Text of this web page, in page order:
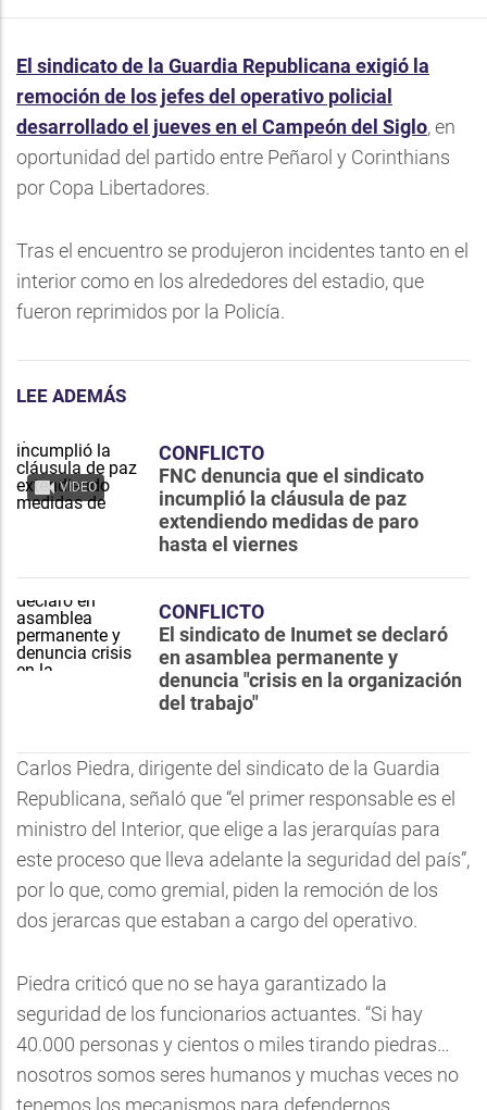
El sindicato de la Guardia Republicana exigió la
remoción de los jefes del operativo policial
desarrollado el jueves en el Campeón del Siglo, en
oportunidad del partido entre Peñarol y Corinthians
por Copa Libertadores.
Tras el encuentro se produjeron incidentes tanto en el
interior como en los alrededores del estadio, que
fueron reprimidos por la Policía.
LEE ADEMÁS
VIDEO
CONFLICTO
FNC denuncia que el sindicato
incumplió la cláusula de paz
extendiendo medidas de paro
hasta el viernes
CONFLICTO
El sindicato de Inumet se declaró
en asamblea permanente y
denuncia "crisis en la organización
del trabajo"
Carlos Piedra, dirigente del sindicato de la Guardia
Republicana, señaló que “el primer responsable es el
ministro del Interior, que elige a las jerarquías para
este proceso que lleva adelante la seguridad del país”,
por lo que, como gremial, piden la remoción de los
dos jerarcas que estaban a cargo del operativo.
Piedra criticó que no se haya garantizado la
seguridad de los funcionarios actuantes. “Si hay
40.000 personas y cientos o miles tirando piedras…
nosotros somos seres humanos y muchas veces no
tenemos los mecanismos para defendernos.